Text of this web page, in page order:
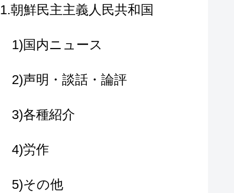
1.朝鮮民主主義人民共和国
1)国内ニュース
2)声明・談話・論評
3)各種紹介
4)労作
5)その他